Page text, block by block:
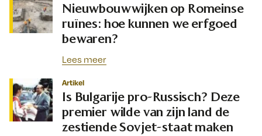
Nieuwbouwwijken op Romeinse
ruïnes: hoe kunnen we erfgoed
bewaren?
Lees meer
Artikel
Is Bulgarije pro-Russisch? Deze
premier wilde van zijn land de
zestiende Sovjet-staat maken